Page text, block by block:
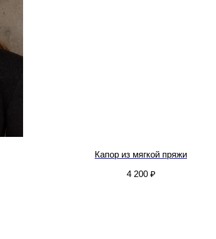
Капор из мягкой пряжи
4 200 ₽